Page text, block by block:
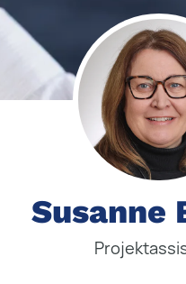
Susanne